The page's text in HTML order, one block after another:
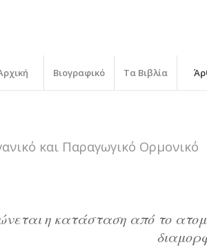
Βιογραφικό Τα Βιβλία
και Παραγωγικό Ορμονικό
η κατάσταση από το